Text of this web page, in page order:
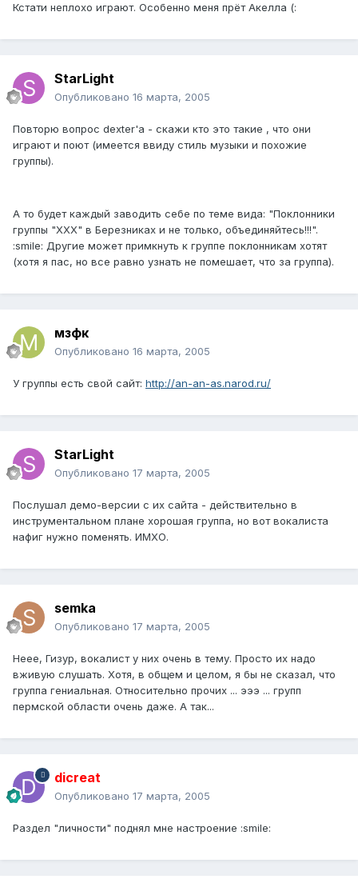
Кстати неплохо играют. Особенно меня прёт Акелла (:
StarLight
Опубликовано 16 марта, 2005
Повторю вопрос dexter'a - скажи кто это такие , что они
играют и поют (имеется ввиду стиль музыки и похожие
группы).
А то будет каждый заводить себе по теме вида: "Поклонники
группы "ХХХ" в Березниках и не только, объединяйтесь!!!".
:smile: Другие может примкнуть к группе поклонникам хотят
(хотя я пас, но все равно узнать не помешает, что за группа).
мзфк
Опубликовано 16 марта, 2005
У группы есть свой сайт: http://an-an-as.narod.ru/
StarLight
Опубликовано 17 марта, 2005
Послушал демо-версии с их сайта - действительно в
инструментальном плане хорошая группа, но вот вокалиста
нафиг нужно поменять. ИМХО.
semka
Опубликовано 17 марта, 2005
Неее, Гизур, вокалист у них очень в тему. Просто их надо
вживую слушать. Хотя, в общем и целом, я бы не сказал, что
группа гениальная. Относительно прочих ... эээ ... групп
пермской области очень даже. А так...
dicreat
Опубликовано 17 марта, 2005
Раздел "личности" поднял мне настроение :smile: